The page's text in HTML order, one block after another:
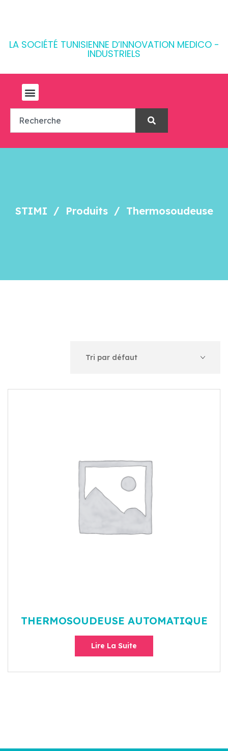
LA SOCIÉTÉ TUNISIENNE D’INNOVATION MEDICO -
INDUSTRIELS
STIMI Produits Thermosoudeuse
THERMOSOUDEUSE AUTOMATIQUE
Lire La Suite